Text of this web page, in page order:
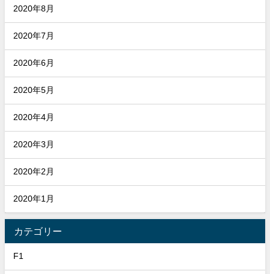
2020年8月
2020年7月
2020年6月
2020年5月
2020年4月
2020年3月
2020年2月
2020年1月
カテゴリー
F1